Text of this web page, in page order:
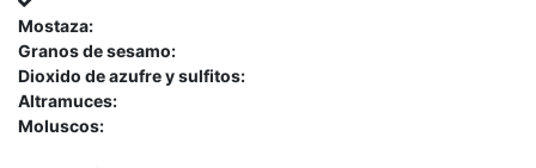
Mostaza:
Granos de sesamo:
Dioxido de azufre y sulfitos:
Altramuces:
Moluscos: